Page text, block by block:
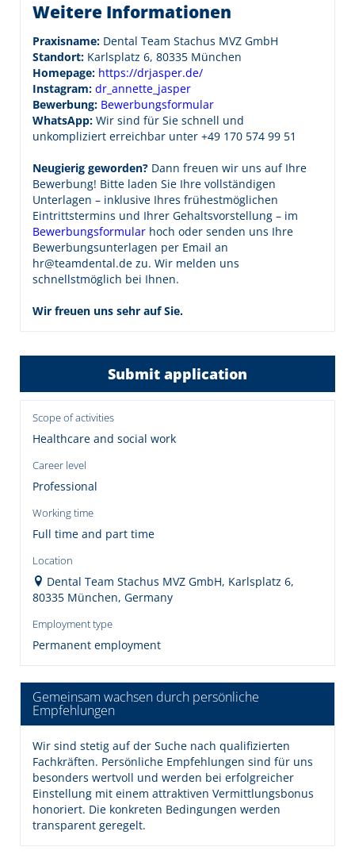
Weitere Informationen
Praxisname: Dental Team Stachus MVZ GmbH
Standort: Karlsplatz 6, 80335 München
Homepage: https://drjasper.de/
Instagram: dr_annette_jasper
Bewerbung: Bewerbungsformular
WhatsApp: Wir sind für Sie schnell und
unkompliziert erreichbar unter +49 170 574 99 51
Neugierig geworden? Dann freuen wir uns auf Ihre
Bewerbung! Bitte laden Sie Ihre vollständigen
Unterlagen – inklusive Ihres frühestmöglichen
Eintrittstermins und Ihrer Gehaltsvorstellung – im
Bewerbungsformular hoch oder senden uns Ihre
Bewerbungsunterlagen per Email an
hr@teamdental.de zu. Wir melden uns
schnellstmöglich bei Ihnen.
Wir freuen uns sehr auf Sie.
Submit application
Scope of activities
Healthcare and social work
Career level
Professional
Working time
Full time and part time
Location
Dental Team Stachus MVZ GmbH, Karlsplatz 6,
80335 München, Germany
Employment type
Permanent employment
Gemeinsam wachsen durch persönliche
Empfehlungen
Wir sind stetig auf der Suche nach qualifizierten
Fachkräften. Persönliche Empfehlungen sind für uns
besonders wertvoll und werden bei erfolgreicher
Einstellung mit einem attraktiven Vermittlungsbonus
honoriert. Die konkreten Bedingungen werden
transparent geregelt.